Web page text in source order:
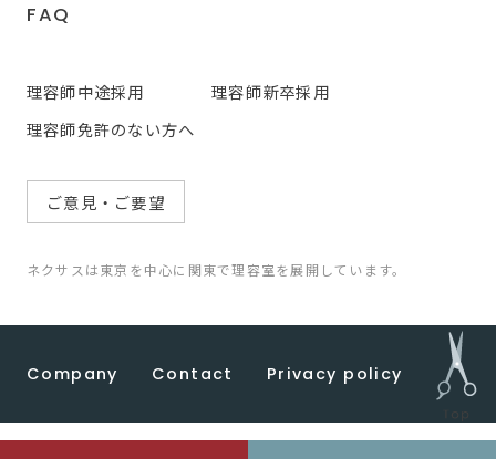
FAQ
理容師中途採用
理容師新卒採用
理容師免許のない方へ
ご意見・ご要望
ネクサスは東京を中心に関東で理容室を展開しています。
Company Contact Privacy policy